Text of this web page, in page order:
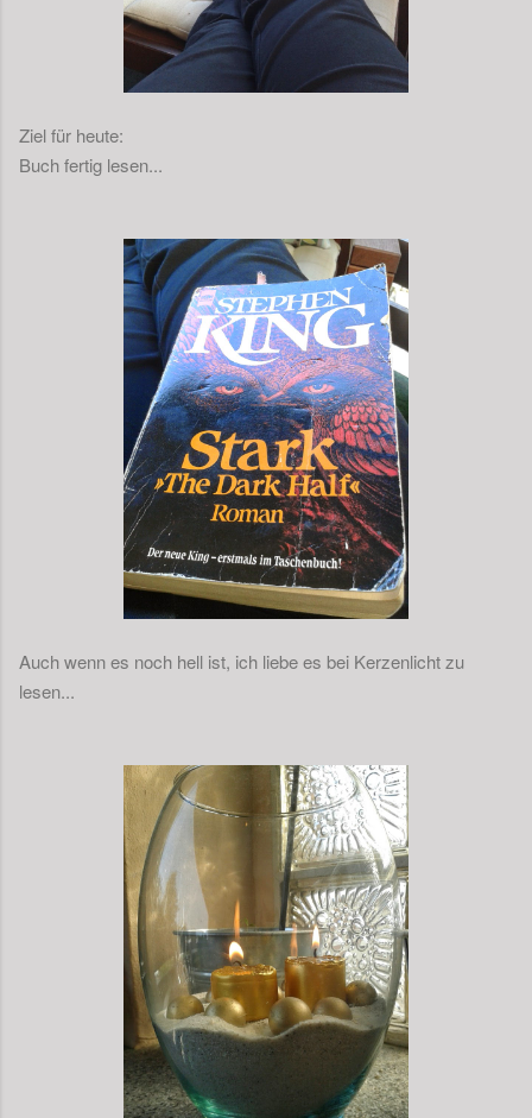
Ziel für heute:
Buch fertig lesen...
Auch wenn es noch hell ist, ich liebe es bei Kerzenlicht zu
lesen...